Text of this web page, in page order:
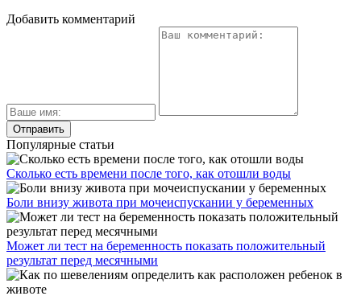
Добавить комментарий
Популярные статьи
Сколько есть времени после того, как отошли воды
Боли внизу живота при мочеиспускании у беременных
Может ли тест на беременность показать положительный
результат перед месячными